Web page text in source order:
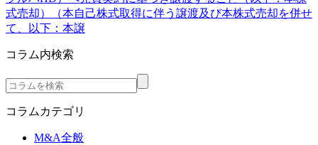
式売却）（本自己株式取得に伴う譲渡及び本株式売却を併せ
て、以下：本譲
コラム内検索
コラムカテゴリ
M&A全般